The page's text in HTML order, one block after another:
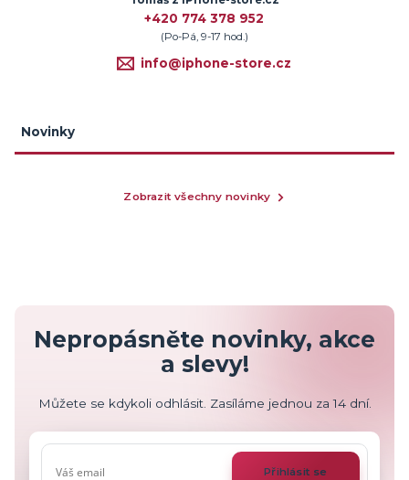
+420 774 378 952
(Po-Pá, 9-17 hod.)
info@iphone-store.cz
Novinky
Zobrazit všechny novinky
Nepropásněte novinky, akce
a slevy!
Můžete se kdykoli odhlásit. Zasíláme jednou za 14 dní.
Přihlásit se